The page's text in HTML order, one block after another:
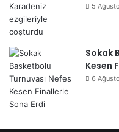
5
Sokak
Kesen
6